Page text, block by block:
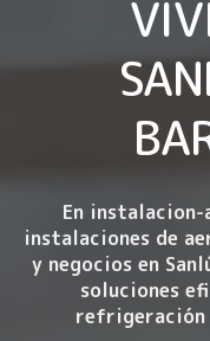
En
instalaciones de
y negocios en
soluciones
refrigeración